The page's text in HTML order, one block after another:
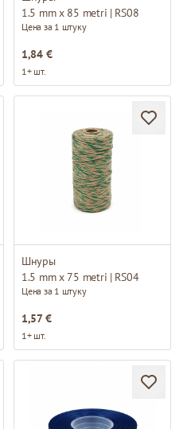
1.5 mm x 85 metri | RS08
Цена за 1 штуку
1,84 €
1+ шт.
Шнуры
1.5 mm x 75 metri | RS04
Цена за 1 штуку
1,57 €
1+ шт.